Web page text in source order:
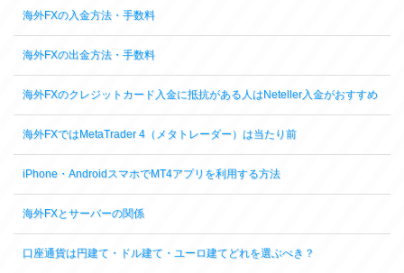
海外FXの入金方法・手数料
海外FXの出金方法・手数料
海外FXのクレジットカード入金に抵抗がある人はNeteller入金がおすすめ
海外FXではMetaTrader 4（メタトレーダー）は当たり前
iPhone・AndroidスマホでMT4アプリを利用する方法
海外FXとサーバーの関係
口座通貨は円建て・ドル建て・ユーロ建てどれを選ぶべき？